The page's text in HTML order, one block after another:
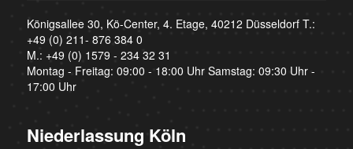
Königsallee 30, Kö-Center, 4. Etage, 40212 Düsseldorf T.:
+49 (0) 211- 876 384 0
M.: +49 (0) 1579 - 234 32 31
Montag - Freitag: 09:00 - 18:00 Uhr Samstag: 09:30 Uhr -
17:00 Uhr
Niederlassung Köln